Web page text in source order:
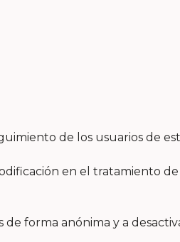
de los usuarios de
en el tratamiento
forma anónima y a